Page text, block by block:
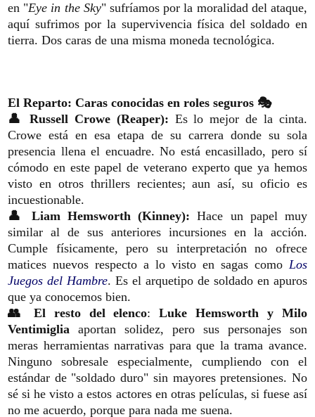
en "Eye in the Sky" sufríamos por la moralidad del ataque,
aquí sufrimos por la supervivencia física del soldado en
tierra. Dos caras de una misma moneda tecnológica.
El Reparto: Caras conocidas en roles seguros 🎭
👤 Russell Crowe (Reaper): Es lo mejor de la cinta.
Crowe está en esa etapa de su carrera donde su sola
presencia llena el encuadre. No está encasillado, pero sí
cómodo en este papel de veterano experto que ya hemos
visto en otros thrillers recientes; aun así, su oficio es
incuestionable.
👤 Liam Hemsworth (Kinney): Hace un papel muy
similar al de sus anteriores incursiones en la acción.
Cumple físicamente, pero su interpretación no ofrece
matices nuevos respecto a lo visto en sagas como Los
Juegos del Hambre. Es el arquetipo de soldado en apuros
que ya conocemos bien.
👥 El resto del elenco:Luke Hemsworth y Milo
Ventimiglia aportan solidez, pero sus personajes son
meras herramientas narrativas para que la trama avance.
Ninguno sobresale especialmente, cumpliendo con el
estándar de "soldado duro" sin mayores pretensiones. No
sé si he visto a estos actores en otras películas, si fuese así
no me acuerdo, porque para nada me suena.